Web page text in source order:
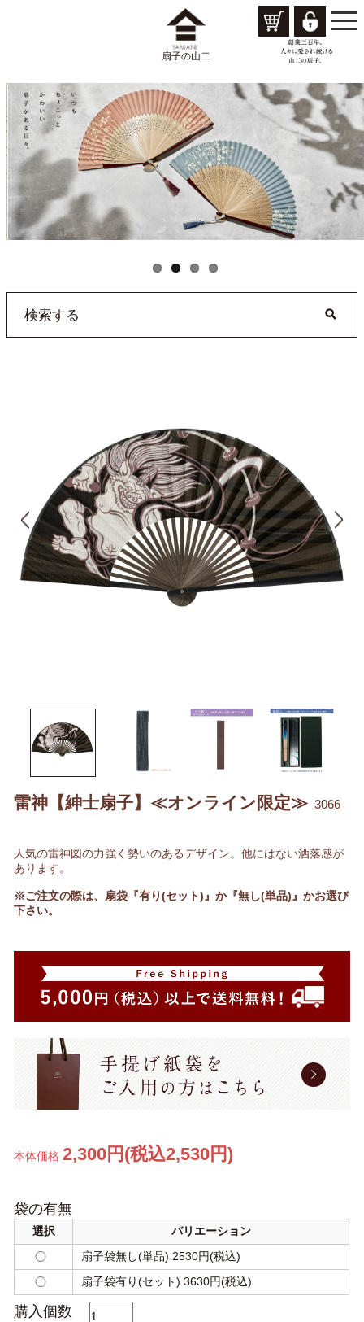
扇子の山二
雷神【紳士扇子】≪オンライン限定≫ 3066
人気の雷神図の力強く勢いのあるデザイン。他にはない洒落感が
あります。
※ご注文の際は、扇袋『有り(セット)』か『無し(単品)』かお選び
下さい。
本体価格2,300円(税込2,530円)
袋の有無
選択
バリエーション
扇子袋無し(単品) 2530円(税込)
扇子袋有り(セット) 3630円(税込)
購入個数